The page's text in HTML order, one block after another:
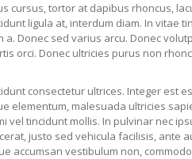
cursus, tortor at dapibus rhoncus,
ligula at, interdum diam. In vitae
Donec sed varius arcu. Donec
orci. Donec ultricies purus non
consectetur ultrices. Integer est
elementum, malesuada ultricies
vel tincidunt mollis. In pulvinar nec
justo sed vehicula facilisis, ante
accumsan vestibulum non,